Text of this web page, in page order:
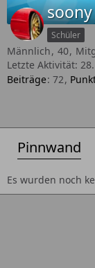
soony
Schüler
Männlich 40
Letzte Aktivität:
Beiträge 72
Pinnwand
Es wurden noch